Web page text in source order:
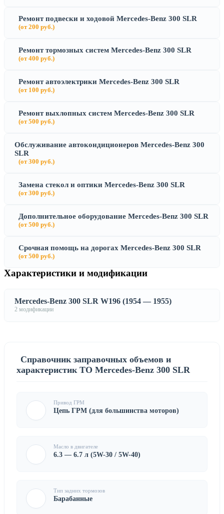
Ремонт подвески и ходовой Mercedes-Benz 300 SLR
(от 200 руб.)
Ремонт тормозных систем Mercedes-Benz 300 SLR
(от 400 руб.)
Ремонт автоэлектрики Mercedes-Benz 300 SLR
(от 100 руб.)
Ремонт выхлопных систем Mercedes-Benz 300 SLR
(от 500 руб.)
Обслуживание автокондиционеров Mercedes-Benz 300
SLR
(от 300 руб.)
Замена стекол и оптики Mercedes-Benz 300 SLR
(от 300 руб.)
Дополнительное оборудование Mercedes-Benz 300 SLR
(от 500 руб.)
Срочная помощь на дорогах Mercedes-Benz 300 SLR
(от 500 руб.)
Характеристики и модификации
Mercedes-Benz 300 SLR W196 (1954 — 1955)
2 модификации
Справочник заправочных объемов и
характеристик ТО Mercedes-Benz 300 SLR
Привод ГРМ
Цепь ГРМ (для большинства моторов)
Масло в двигателе
6.3 — 6.7 л (5W-30 / 5W-40)
Тип задних тормозов
Барабанные